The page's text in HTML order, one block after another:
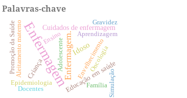
Palavras-chave
Enfermagem
Enfermagem.Idoso
Cuidados de enfermagem
Criança Educação em saúde
Envelhecimento
Adolescente
Família
Aleitamento materno Ensino
Epidemiologia
Promoção da Saúde Oncologia
Docentes
Aprendizagem
Gravidez
Simulação